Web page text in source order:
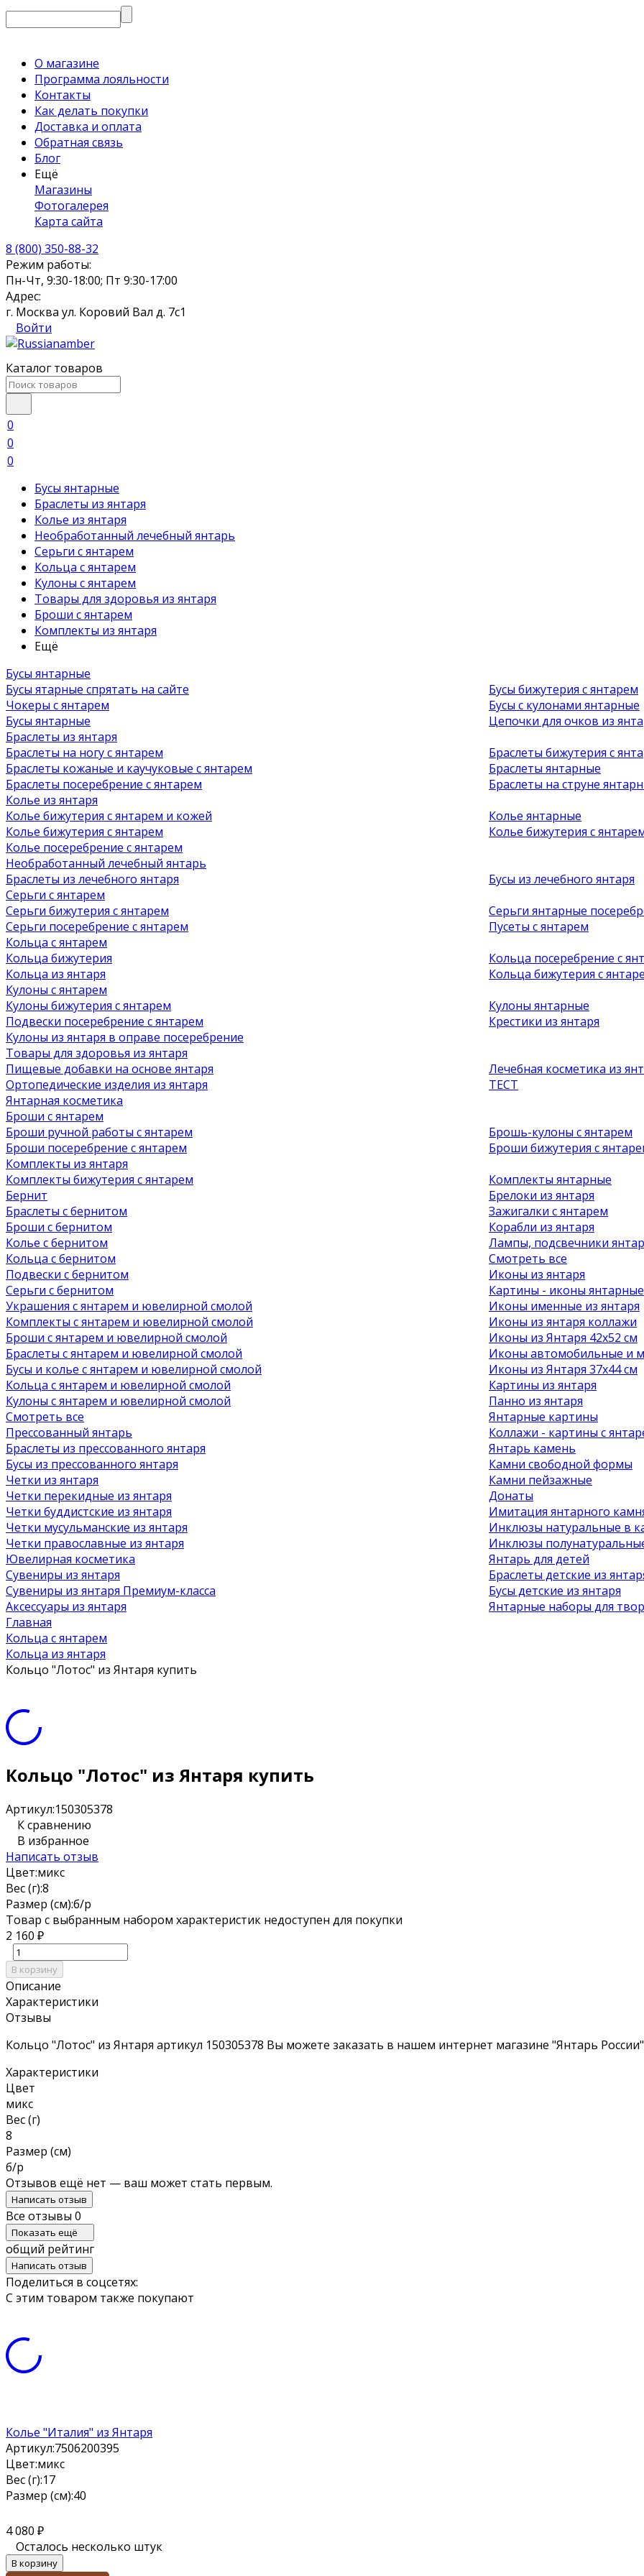
О магазине
Программа лояльности
Контакты
Как делать покупки
Доставка и оплата
Обратная связь
Блог
Ещё
Магазины
Фотогалерея
Карта сайта
8 (800) 350-88-32
Режим работы:
Пн-Чт, 9:30-18:00; Пт 9:30-17:00
Адрес:
г. Москва ул. Коровий Вал д. 7с1
Войти
Каталог товаров
0
0
0
Бусы янтарные
Браслеты из янтаря
Колье из янтаря
Необработанный лечебный янтарь
Серьги с янтарем
Кольца с янтарем
Кулоны с янтарем
Товары для здоровья из янтаря
Броши с янтарем
Комплекты из янтаря
Ещё
Бусы янтарные
Бусы ятарные спрятать на сайте
Чокеры с янтарем
Бусы янтарные
Бусы бижутерия с янтарем
Бусы с кулонами янтарные
Цепочки для очков из
Браслеты из янтаря
Браслеты на ногу с янтарем
Браслеты кожаные и каучуковые с янтарем
Браслеты посеребрение с янтарем
Браслеты бижутерия с
Браслеты янтарные
Браслеты на струне
Колье из янтаря
Колье бижутерия с янтарем и кожей
Колье бижутерия с янтарем
Колье посеребрение с янтарем
Колье янтарные
Колье бижутерия с
Необработанный лечебный янтарь
Браслеты из лечебного янтаря
Бусы из лечебного янтаря
Серьги с янтарем
Серьги бижутерия с янтарем
Серьги посеребрение с янтарем
Серьги янтарные
Пусеты с янтарем
Кольца с янтарем
Кольца бижутерия
Кольца из янтаря
Кольца посеребрение с
Кольца бижутерия с
Кулоны с янтарем
Кулоны бижутерия с янтарем
Подвески посеребрение с янтарем
Кулоны из янтаря в оправе посеребрение
Кулоны янтарные
Крестики из янтаря
Товары для здоровья из янтаря
Пищевые добавки на основе янтаря
Ортопедические изделия из янтаря
Янтарная косметика
Лечебная косметика из
ТЕСТ
Броши с янтарем
Броши ручной работы с янтарем
Броши посеребрение с янтарем
Брошь-кулоны с янтарем
Броши бижутерия с
Комплекты из янтаря
Комплекты бижутерия с янтарем
Комплекты янтарные
Бернит
Браслеты с бернитом
Броши с бернитом
Колье с бернитом
Кольца с бернитом
Подвески с бернитом
Серьги с бернитом
Украшения с янтарем и ювелирной смолой
Комплекты с янтарем и ювелирной смолой
Броши с янтарем и ювелирной смолой
Браслеты с янтарем и ювелирной смолой
Бусы и колье с янтарем и ювелирной смолой
Кольца с янтарем и ювелирной смолой
Кулоны с янтарем и ювелирной смолой
Смотреть все
Прессованный янтарь
Браслеты из прессованного янтаря
Бусы из прессованного янтаря
Четки из янтаря
Четки перекидные из янтаря
Четки буддистские из янтаря
Четки мусульманские из янтаря
Четки православные из янтаря
Ювелирная косметика
Сувениры из янтаря
Сувениры из янтаря Премиум-класса
Аксессуары из янтаря
Брелоки из янтаря
Зажигалки с янтарем
Корабли из янтаря
Лампы, подсвечники
Смотреть все
Иконы из янтаря
Картины - иконы янтарные
Иконы именные из янтаря
Иконы из янтаря коллажи
Иконы из Янтаря 42х52 см
Иконы автомобильные и
Иконы из Янтаря 37х44 см
Картины из янтаря
Панно из янтаря
Янтарные картины
Коллажи - картины с
Янтарь камень
Камни свободной формы
Камни пейзажные
Донаты
Имитация янтарного
Инклюзы натуральные в
Инклюзы
Янтарь для детей
Браслеты детские из
Бусы детские из янтаря
Янтарные наборы для
Главная
Кольца с янтарем
Кольца из янтаря
Кольцо "Лотос" из Янтаря купить
Кольцо "Лотос" из Янтаря купить
Артикул:150305378
К сравнению
В избранное
Написать отзыв
Цвет:микс
Вес (г):8
Размер (см):б/р
Товар с выбранным набором характеристик недоступен для покупки
2 160 ₽
В корзину
Описание
Характеристики
Отзывы
Кольцо "Лотос" из Янтаря артикул 150305378 Вы можете заказать в нашем интернет магазине "Янтарь
Характеристики
Цвет
микс
Вес (г)
8
Размер (см)
б/р
Отзывов ещё нет — ваш может стать первым.
Написать отзыв
Все отзывы 0
Показать ещё
общий рейтинг
Написать отзыв
Поделиться в соцсетях:
С этим товаром также покупают
Колье "Италия" из Янтаря
Артикул:7506200395
Цвет:микс
Вес (г):17
Размер (см):40
4 080 ₽
Осталось несколько штук
В корзину